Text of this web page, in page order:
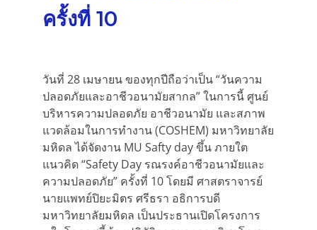
ครั้งที่ 10
วันที่ 28 เมษายน ของทุกปีถือว่าเป็น “วันความ
ปลอดภัยและอาชีวอนามัยสากล” ในการนี้ ศูนย์
บริหารความปลอดภัย อาชีวอนามัย และสภาพ
แวดล้อมในการทำงาน (COSHEM) มหาวิทยาลัย
มหิดล ได้จัดงาน MU Safty day ขึ้น ภายใต
แนวคิด “Safety Day รณรงค์อาชีวอนามัยและ
ความปลอดภัย” ครั้งที่ 10 โดยมี ศาสตราจารย์
นายแพทย์ปิยะมิตร ศรีธรา อธิการบดี
มหาวิทยาลัยมหิดล เป็นประธานเปิดโครงการ